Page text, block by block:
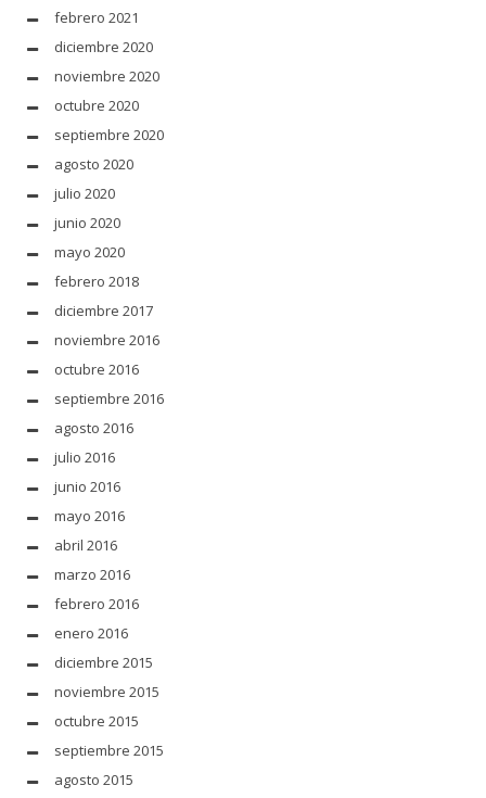
febrero 2021
diciembre 2020
noviembre 2020
octubre 2020
septiembre 2020
agosto 2020
julio 2020
junio 2020
mayo 2020
febrero 2018
diciembre 2017
noviembre 2016
octubre 2016
septiembre 2016
agosto 2016
julio 2016
junio 2016
mayo 2016
abril 2016
marzo 2016
febrero 2016
enero 2016
diciembre 2015
noviembre 2015
octubre 2015
septiembre 2015
agosto 2015